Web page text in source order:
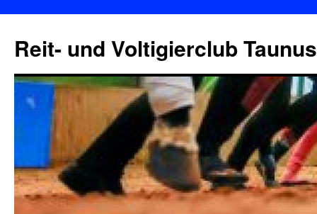
Reit- und Voltigierclub